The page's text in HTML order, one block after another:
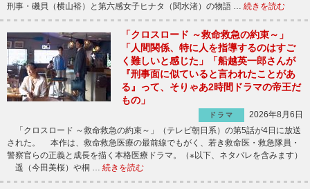
刑事・磯貝（横山裕）と第六感女子ヒナタ（関水渚）の物語 … 続きを読む
「クロスロード ～救命救急の約束～」
「人間関係、特に人を指導するのはすご
く難しいと感じた」「船越英一郎さんが
『刑事面に似ていると言われたことがあ
る』って、そりゃあ2時間ドラマの帝王だ
もの」
ドラマ
2026年8月6日
「クロスロード ～救命救急の約束～」（テレビ朝日系）の第5話が4日に放送
された。 本作は、救命救急医療の最前線でもがく、若き救命医・救急隊員・
警察官らの正義と成長を描く本格医療ドラマ。（※以下、ネタバレを含みます）
遥（今田美桜）や桐 … 続きを読む